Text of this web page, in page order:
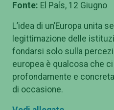
Fonte: El País, 12 Giugno
L’idea di un’Europa unita
legittimazione delle
fondarsi solo sulla
europea è qualcosa che
profondamente e
di occasione.